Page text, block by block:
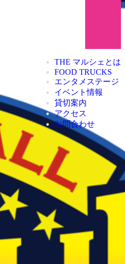
THE マルシェとは
FOOD TRUCKS
エンタメステージ
イベント情報
貸切案内
アクセス
お問合わせ